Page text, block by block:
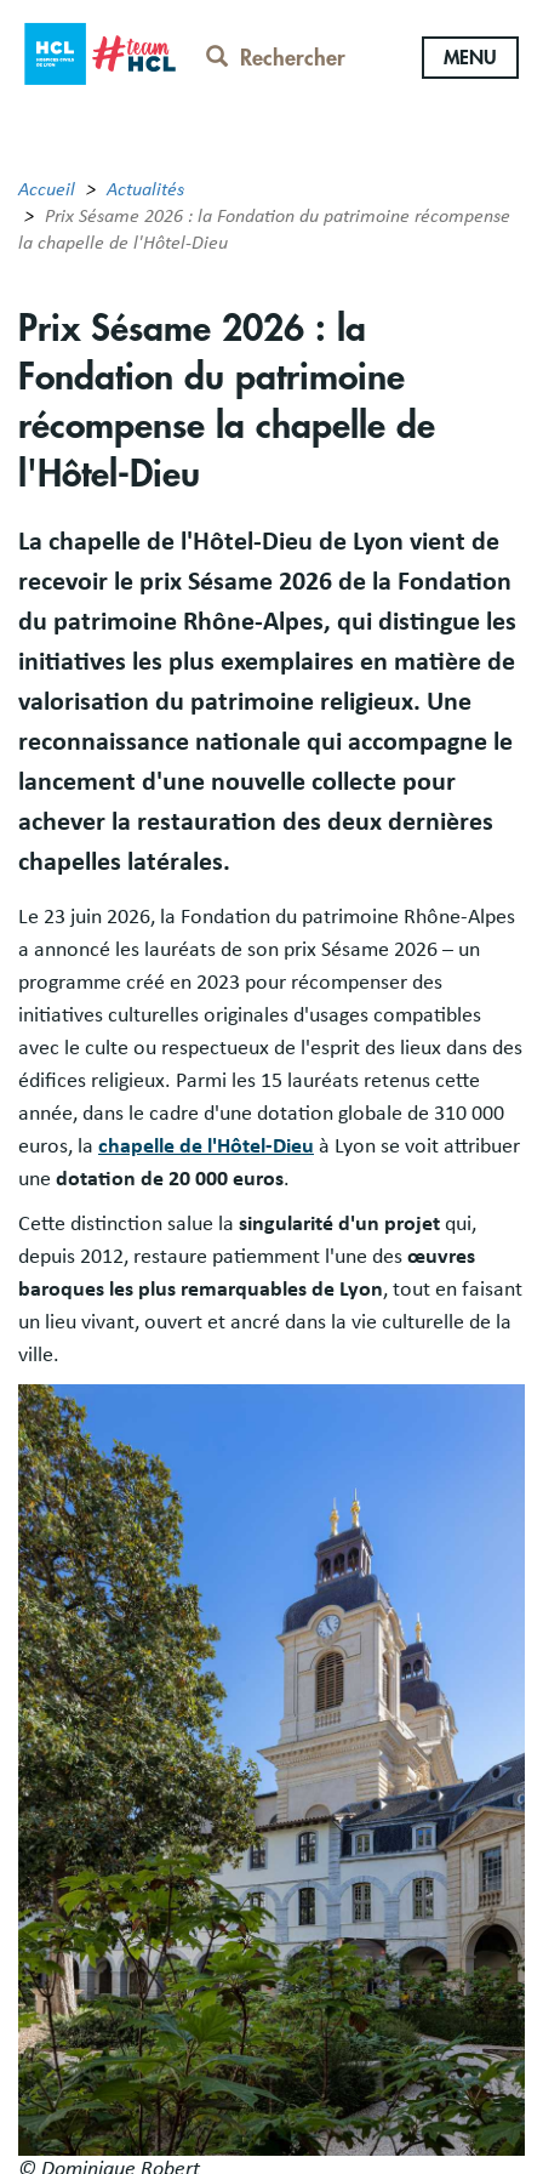
contenu
Rechercher MENU
Accueil
Actualités
Prix Sésame 2026 : la Fondation du patrimoine récompense
la chapelle de l'Hôtel-Dieu
Prix Sésame 2026 : la
Fondation du patrimoine
récompense la chapelle de
l'Hôtel-Dieu
La chapelle de l'Hôtel-Dieu de Lyon vient de
recevoir le prix Sésame 2026 de la Fondation
du patrimoine Rhône-Alpes, qui distingue les
initiatives les plus exemplaires en matière de
valorisation du patrimoine religieux. Une
reconnaissance nationale qui accompagne le
lancement d'une nouvelle collecte pour
achever la restauration des deux dernières
chapelles latérales.
Le 23 juin 2026, la Fondation du patrimoine Rhône-Alpes
a annoncé les lauréats de son prix Sésame 2026 – un
programme créé en 2023 pour récompenser des
initiatives culturelles originales d'usages compatibles
avec le culte ou respectueux de l'esprit des lieux dans des
édifices religieux. Parmi les 15 lauréats retenus cette
année, dans le cadre d'une dotation globale de 310 000
euros, la chapelle de l'Hôtel-Dieu à Lyon se voit attribuer
une dotation de 20 000 euros.
Cette distinction salue la singularité d'un projet qui,
depuis 2012, restaure patiemment l'une des œuvres
baroques les plus remarquables de Lyon, tout en faisant
un lieu vivant, ouvert et ancré dans la vie culturelle de la
ville.
Image
© Dominique Robert